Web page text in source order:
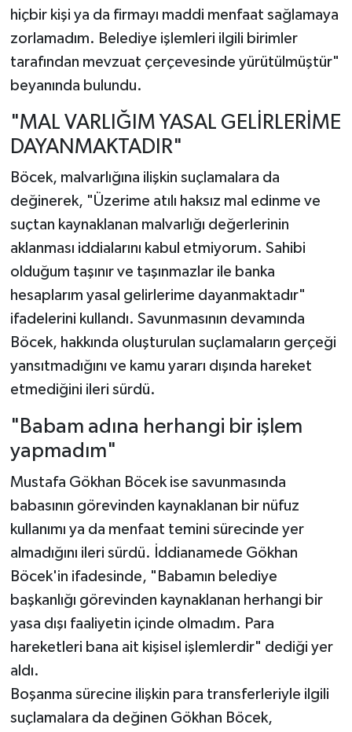
hiçbir kişi ya da firmayı maddi menfaat sağlamaya
zorlamadım. Belediye işlemleri ilgili birimler
tarafından mevzuat çerçevesinde yürütülmüştür"
beyanında bulundu.
"MAL VARLIĞIM YASAL GELİRLERİME
DAYANMAKTADIR"
Böcek, malvarlığına ilişkin suçlamalara da
değinerek, "Üzerime atılı haksız mal edinme ve
suçtan kaynaklanan malvarlığı değerlerinin
aklanması iddialarını kabul etmiyorum. Sahibi
olduğum taşınır ve taşınmazlar ile banka
hesaplarım yasal gelirlerime dayanmaktadır"
ifadelerini kullandı. Savunmasının devamında
Böcek, hakkında oluşturulan suçlamaların gerçeği
yansıtmadığını ve kamu yararı dışında hareket
etmediğini ileri sürdü.
"Babam adına herhangi bir işlem
yapmadım"
Mustafa Gökhan Böcek ise savunmasında
babasının görevinden kaynaklanan bir nüfuz
kullanımı ya da menfaat temini sürecinde yer
almadığını ileri sürdü. İddianamede Gökhan
Böcek'in ifadesinde, "Babamın belediye
başkanlığı görevinden kaynaklanan herhangi bir
yasa dışı faaliyetin içinde olmadım. Para
hareketleri bana ait kişisel işlemlerdir" dediği yer
aldı.
Boşanma sürecine ilişkin para transferleriyle ilgili
suçlamalara da değinen Gökhan Böcek,